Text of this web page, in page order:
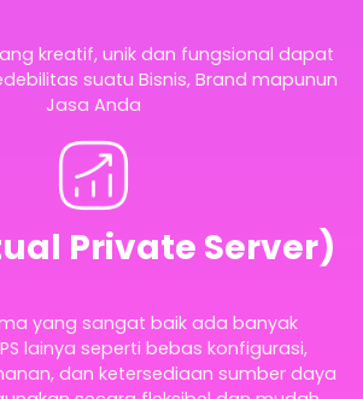
kreatif, unik dan fungsional dapat
suatu Bisnis, Brand mapunun
Jasa Anda
Private Server)
yang sangat baik ada banyak
lainya seperti bebas konfigurasi,
dan ketersediaan sumber daya